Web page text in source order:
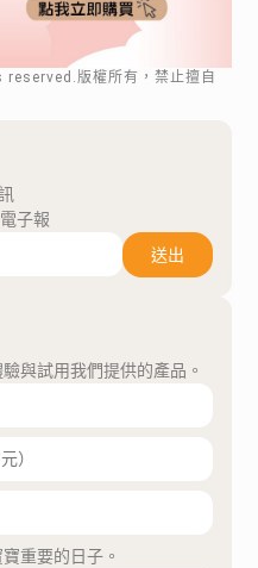
版權所有，禁止擅自
子報
送出
與試用我們提供的產品。
重要的日子。